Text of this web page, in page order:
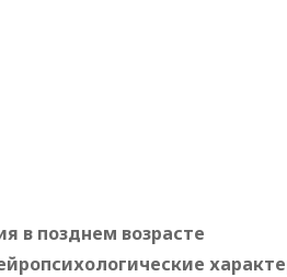
в позднем возрасте